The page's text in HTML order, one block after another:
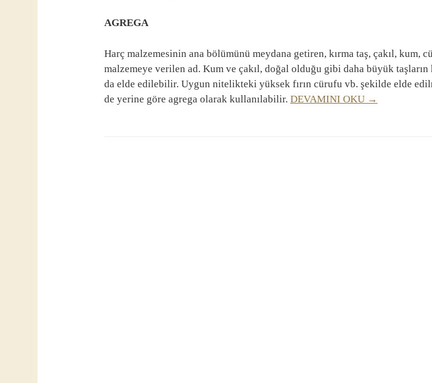
AGREGA
Harç malzemesinin ana bölümünü meydana getiren, kırma taş, çakıl, kum,
malzemeye verilen ad. Kum ve çakıl, doğal olduğu gibi daha büyük taşların
da elde edilebilir. Uygun nitelikteki yüksek fırın cürufu vb. şekilde elde
de yerine göre agrega olarak kullanılabilir. DEVAMINI OKU →